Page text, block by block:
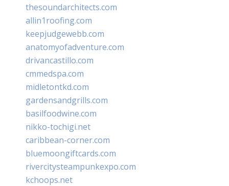
thesoundarchitects.com
allin1roofing.com
keepjudgewebb.com
anatomyofadventure.com
drivancastillo.com
cmmedspa.com
midletontkd.com
gardensandgrills.com
basilfoodwine.com
nikko-tochigi.net
caribbean-corner.com
bluemoongiftcards.com
rivercitysteampunkexpo.com
kchoops.net